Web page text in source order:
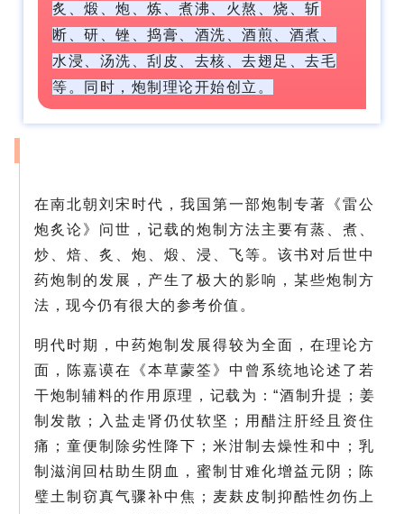
炙、煅、炮、炼、煮沸、火熬、烧、斩
断、研、锉、捣膏、酒洗、酒煎、酒煮、
水浸、汤洗、刮皮、去核、去翅足、去毛
等。同时，炮制理论开始创立。
在南北朝刘宋时代，我国第一部炮制专著《雷公
炮炙论》问世，记载的炮制方法主要有蒸、煮、
炒、焙、炙、炮、煅、浸、飞等。该书对后世中
药炮制的发展，产生了极大的影响，某些炮制方
法，现今仍有很大的参考价值。
明代时期，中药炮制发展得较为全面，在理论方
面，陈嘉谟在《本草蒙筌》中曾系统地论述了若
干炮制辅料的作用原理，记载为：“酒制升提；姜
制发散；入盐走肾仍仗软坚；用醋注肝经且资住
痛；童便制除劣性降下；米泔制去燥性和中；乳
制滋润回枯助生阴血，蜜制甘难化增益元阴；陈
璧土制窃真气骤补中焦；麦麸皮制抑酷性勿伤上